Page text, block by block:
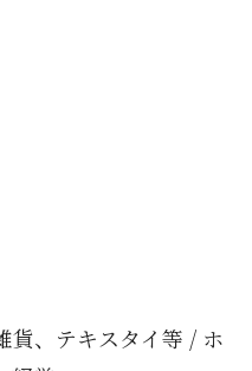
貨、テキスタイ等 / ホ